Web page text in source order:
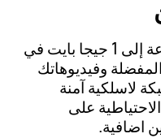
يمكن أن يصل النقل فائق السرعة إلى 1 جيجا بايت في
وفيديوهاتك
لاسلكية آمنة
على
اضافية.